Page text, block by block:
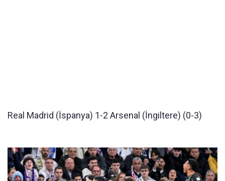
Real Madrid (İspanya) 1-2 Arsenal (İngiltere) (0-3)